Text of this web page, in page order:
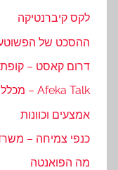
לקס קיברנטיקה
ההסכט של
דרום קאסט – קופת
Afeka Talk – מכללת אפקה
אמצעים וכוונות
כנפי צמיחה –
מה הפואנטה